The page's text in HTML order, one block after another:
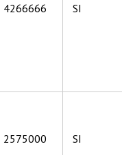
4266666 SI
2575000 SI